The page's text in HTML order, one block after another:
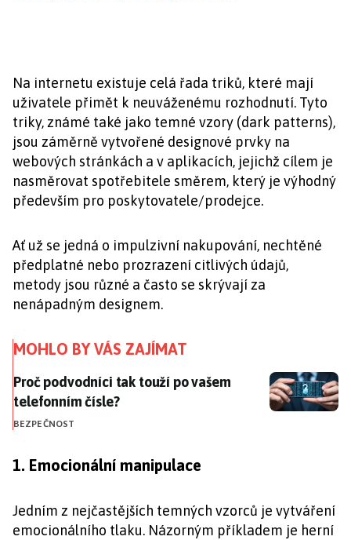
Na internetu existuje celá řada triků, které mají
uživatele přimět k neuváženému rozhodnutí. Tyto
triky, známé také jako temné vzory (dark patterns),
jsou záměrně vytvořené designové prvky na
webových stránkách a v aplikacích, jejichž cílem je
nasměrovat spotřebitele směrem, který je výhodný
především pro poskytovatele/prodejce.
Ať už se jedná o impulzivní nakupování, nechtěné
předplatné nebo prozrazení citlivých údajů,
metody jsou různé a často se skrývají za
nenápadným designem.
MOHLO BY VÁS ZAJÍMAT
Proč podvodníci tak touží po vašem telefonním čísle?
Proč podvodníci tak touží po vašem
telefonním čísle?
BEZPEČNOST
1. Emocionální manipulace
Jedním z nejčastějších temných vzorců je vytváření
emocionálního tlaku. Názorným příkladem je herní